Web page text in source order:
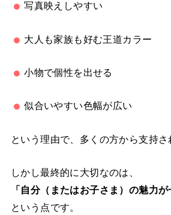
写真映えしやすい
大人も家族も好む王道カラー
小物で個性を出せる
似合いやすい色幅が広い
という理由で、多くの方から支持さ
しかし最終的に大切なのは、
「自分（またはお子さま）の魅力が
という点です。